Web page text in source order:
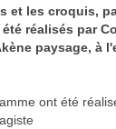
et les croquis,
réalisés par
paysage, à
ont été